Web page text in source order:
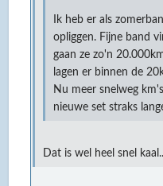
Ik heb er als
opliggen. Fijne band
gaan ze zo'n
lagen er binnen de
Nu meer snelweg
nieuwe set straks
Dat is wel heel snel